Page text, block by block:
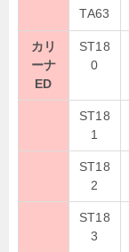
TA63
カリ
ーナ
ED
ST18
0
ST18
1
ST18
2
ST18
3